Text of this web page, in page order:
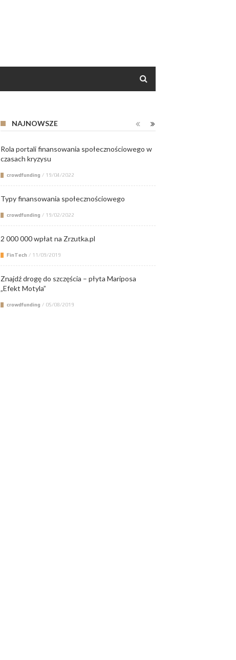
NAJNOWSZE
Rola portali finansowania społecznościowego w
czasach kryzysu
crowdfunding / 19/04/2022
Typy finansowania społecznościowego
crowdfunding / 19/02/2022
2 000 000 wpłat na Zrzutka.pl
FinTech / 11/09/2019
Znajdź drogę do szczęścia – płyta Mariposa
„Efekt Motyla”
crowdfunding / 05/08/2019